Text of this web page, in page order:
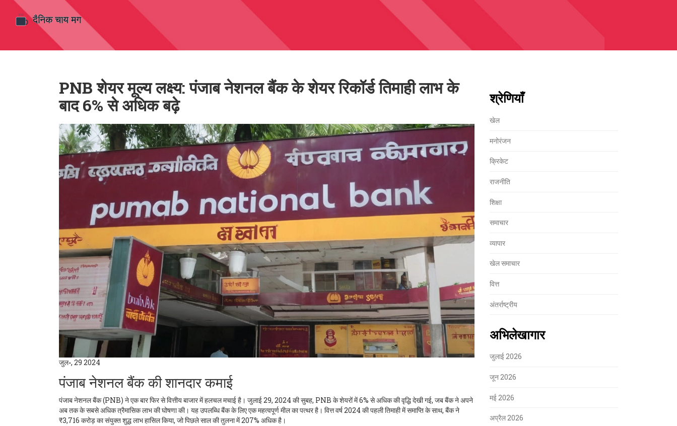
PNB शेयर मूल्य लक्ष्य: पंजाब नेशनल बैंक के शेयर रिकॉर्ड तिमाही लाभ के
बाद 6% से अधिक बढ़े
जुल॰, 29 2024
पंजाब नेशनल बैंक की शानदार कमाई
पंजाब नेशनल बैंक (PNB) ने एक बार फिर से वित्तीय बाजार में हलचल मचाई है। जुलाई 29, 2024 की सुबह, PNB के शेयरों में 6% से अधिक की वृद्धि देखी गई, जब बैंक ने अपने
अब तक के सबसे अधिक त्रैमासिक लाभ की घोषणा की। यह उपलब्धि बैंक के लिए एक महत्वपूर्ण मील का पत्थर है। वित्त वर्ष 2024 की पहली तिमाही में समाप्ति के साथ, बैंक ने
₹3,716 करोड़ का संयुक्त शुद्ध लाभ हासिल किया, जो पिछले साल की तुलना में 207% अधिक है।
श्रेणियाँ
खेल
मनोरंजन
क्रिकेट
राजनीति
शिक्षा
समाचार
व्यापार
खेल समाचार
वित्त
अंतर्राष्ट्रीय
अभिलेखागार
जुलाई 2026
जून 2026
मई 2026
अप्रैल 2026